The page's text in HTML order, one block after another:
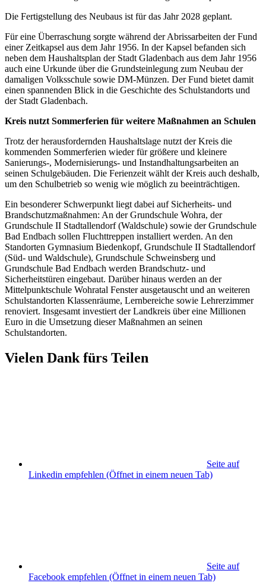
Die Fertigstellung des Neubaus ist für das Jahr 2028 geplant.
Für eine Überraschung sorgte während der Abrissarbeiten der Fund
einer Zeitkapsel aus dem Jahr 1956. In der Kapsel befanden sich
neben dem Haushaltsplan der Stadt Gladenbach aus dem Jahr 1956
auch eine Urkunde über die Grundsteinlegung zum Neubau der
damaligen Volksschule sowie DM-Münzen. Der Fund bietet damit
einen spannenden Blick in die Geschichte des Schulstandorts und
der Stadt Gladenbach.
Kreis nutzt Sommerferien für weitere Maßnahmen an Schulen
Trotz der herausfordernden Haushaltslage nutzt der Kreis die
kommenden Sommerferien wieder für größere und kleinere
Sanierungs-, Modernisierungs- und Instandhaltungsarbeiten an
seinen Schulgebäuden. Die Ferienzeit wählt der Kreis auch deshalb,
um den Schulbetrieb so wenig wie möglich zu beeinträchtigen.
Ein besonderer Schwerpunkt liegt dabei auf Sicherheits- und
Brandschutzmaßnahmen: An der Grundschule Wohra, der
Grundschule II Stadtallendorf (Waldschule) sowie der Grundschule
Bad Endbach sollen Fluchttreppen installiert werden. An den
Standorten Gymnasium Biedenkopf, Grundschule II Stadtallendorf
(Süd- und Waldschule), Grundschule Schweinsberg und
Grundschule Bad Endbach werden Brandschutz- und
Sicherheitstüren eingebaut. Darüber hinaus werden an der
Mittelpunktschule Wohratal Fenster ausgetauscht und an weiteren
Schulstandorten Klassenräume, Lernbereiche sowie Lehrerzimmer
renoviert. Insgesamt investiert der Landkreis über eine Millionen
Euro in die Umsetzung dieser Maßnahmen an seinen
Schulstandorten.
Vielen Dank fürs Teilen
Seite auf
Linkedin empfehlen (Öffnet in einem neuen Tab)
Seite auf
Facebook empfehlen (Öffnet in einem neuen Tab)